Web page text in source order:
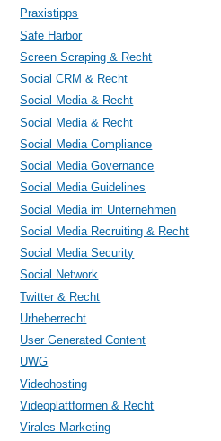
Praxistipps
Safe Harbor
Screen Scraping & Recht
Social CRM & Recht
Social Media & Recht
Social Media & Recht
Social Media Compliance
Social Media Governance
Social Media Guidelines
Social Media im Unternehmen
Social Media Recruiting & Recht
Social Media Security
Social Network
Twitter & Recht
Urheberrecht
User Generated Content
UWG
Videohosting
Videoplattformen & Recht
Virales Marketing